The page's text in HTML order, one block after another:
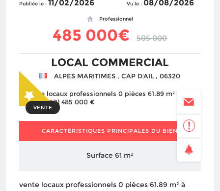
Publiée le : 11/02/2026 Vu le : 08/08/2026
Professionnel
485 000€ 505 000
LOCAL COMMERCIAL
ALPES MARITIMES , CAP D'AIL , 06320
VENTE
CARACTÉRISTIQUES PRINCIPALES DU BIEN
Surface 61 m²
vente locaux professionnels 0 pièces 61.89 m² à